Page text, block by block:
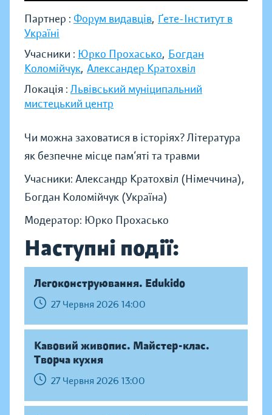
Партнер : Форум видавців, Ґете-Інститут в
Україні
Учасники : Юрко Прохасько, Богдан
Коломійчук, Александер Кратохвіл
Локація : Львівський муніципальний
мистецький центр
Чи можна заховатися в історіях? Література
як безпечне місце пам‘яті та травми
Учасники: Александр Кратохвіл (Німеччина),
Богдан Коломійчук (Україна)
Модератор: Юрко Прохасько
Наступні події:
Легоконструювання. Edukido
27 Червня 2026 14:00
Кавовий живопис. Майстер-клас.
Творча кухня
27 Червня 2026 13:00